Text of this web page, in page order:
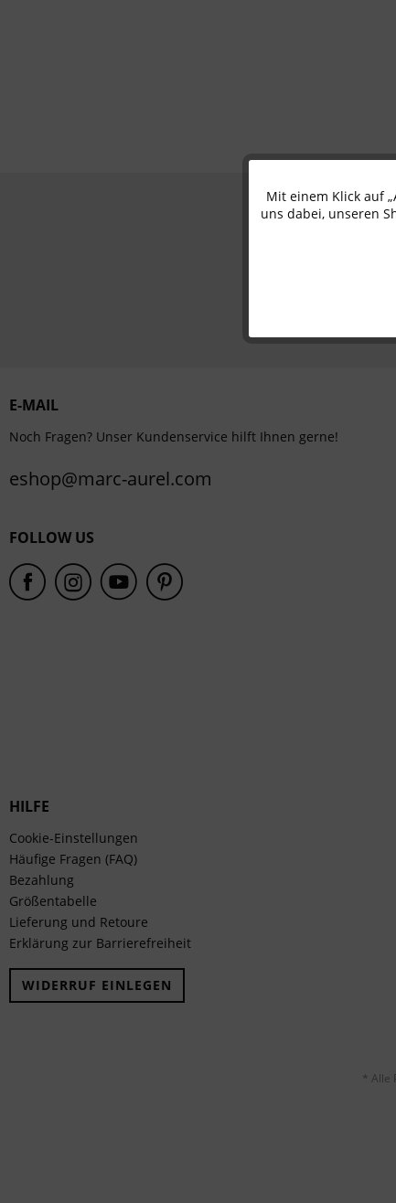
E-MAIL
Noch Fragen? Unser Kundenservice hilft Ihnen gerne!
eshop@marc-aurel.com
FOLLOW US
HILFE
Cookie-Einstellungen
Häufige Fragen (FAQ)
Bezahlung
Größentabelle
Lieferung und Retoure
Erklärung zur Barrierefreiheit
WIDERRUF EINLEGEN
* Alle
Funktionale
Mit einem Klick auf
uns dabei, unseren